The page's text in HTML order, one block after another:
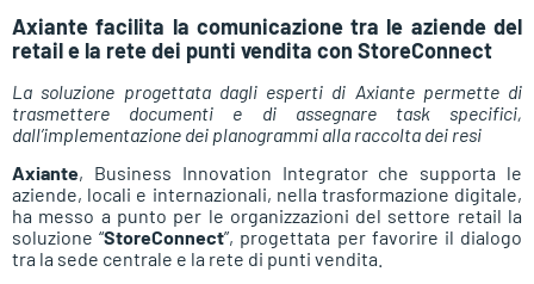
Axiante facilita la comunicazione tra le aziende del
retail e la rete dei punti vendita con StoreConnect
La soluzione progettata dagli esperti di Axiante permette di
trasmettere documenti e di assegnare task specifici,
dall’implementazione dei planogrammi alla raccolta dei resi
Axiante, Business Innovation Integrator che supporta le
aziende, locali e internazionali, nella trasformazione digitale,
ha messo a punto per le organizzazioni del settore retail la
soluzione “StoreConnect”, progettata per favorire il dialogo
tra la sede centrale e la rete di punti vendita.